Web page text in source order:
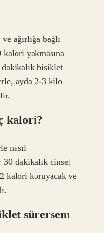
ağırlığa bağlı
kalori yakmasına
dakikalık bisiklet
ayda 2-3 kilo
kalori?
nasıl
30 dakikalık cinsel
kalori koruyacak ve
sürersem